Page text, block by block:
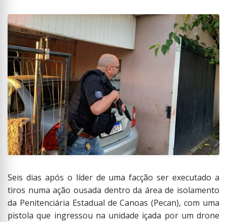
Seis dias após o líder de uma facção ser executado a
tiros numa ação ousada dentro da área de isolamento
da Penitenciária Estadual de Canoas (Pecan), com uma
pistola que ingressou na unidade içada por um drone